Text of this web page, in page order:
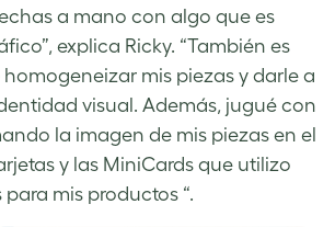
a mano con algo que es
explica Ricky. “También es
mis piezas y darle a
visual. Además, jugué con
la imagen de mis piezas en el
y las MiniCards que utilizo
mis productos “.